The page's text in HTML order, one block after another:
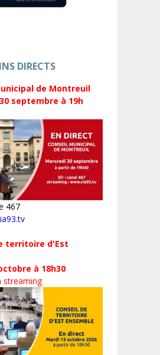
DIRECTS
de Montreuil
septembre à 19h
467
territoire d'Est
à 18h30
streaming